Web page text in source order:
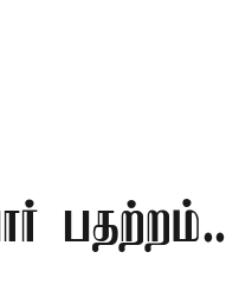
பதற்றம்..